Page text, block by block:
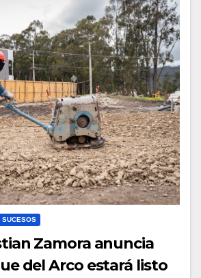
SUCESOS
Zamora anuncia
del Arco estará listo